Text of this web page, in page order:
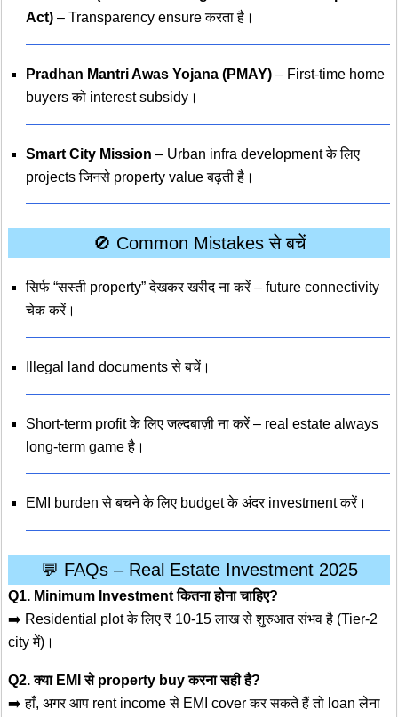
Act) – Transparency ensure करता है।
Pradhan Mantri Awas Yojana (PMAY) – First-time home
buyers को interest subsidy।
Smart City Mission – Urban infra development के लिए
projects जिनसे property value बढ़ती है।
🚫 Common Mistakes से बचें
सिर्फ “सस्ती property” देखकर खरीद ना करें – future connectivity
चेक करें।
Illegal land documents से बचें।
Short-term profit के लिए जल्दबाज़ी ना करें – real estate always
long-term game है।
EMI burden से बचने के लिए budget के अंदर investment करें।
💬 FAQs – Real Estate Investment 2025
Q1. Minimum Investment कितना होना चाहिए?
➡️ Residential plot के लिए ₹ 10-15 लाख से शुरुआत संभव है (Tier-2
city में)।
Q2. क्या EMI से property buy करना सही है?
➡️ हाँ, अगर आप rent income से EMI cover कर सकते हैं तो loan लेना